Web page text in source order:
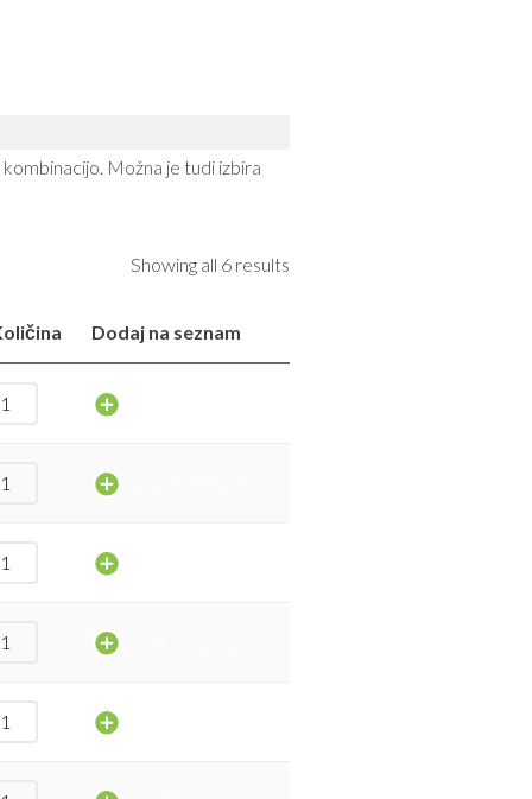
Možna je tudi izbira
Showing all 6 results
Dodaj na seznam